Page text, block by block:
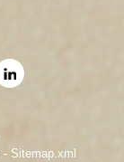
- Sitemap.xml